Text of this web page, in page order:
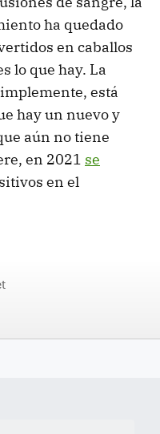
ha quedado
en caballos
lo que hay. La
está
hay un nuevo y
aún no tiene
en 2021 se
en el